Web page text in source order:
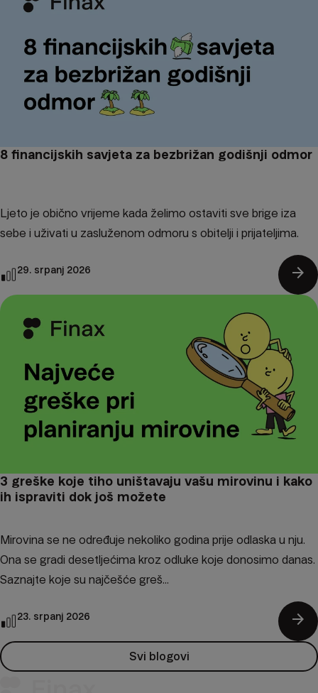
8 financijskih savjeta za bezbrižan godišnji odmor
Ljeto je obično vrijeme kada želimo ostaviti sve brige iza
sebe i uživati u zasluženom odmoru s obitelji i prijateljima.
29. srpanj 2026 arrow_forward
3 greške koje tiho uništavaju vašu mirovinu i kako
ih ispraviti dok još možete
Mirovina se ne određuje nekoliko godina prije odlaska u nju.
Ona se gradi desetljećima kroz odluke koje donosimo danas.
Saznajte koje su najčešće greš...
23. srpanj 2026 arrow_forward
Svi blogovi